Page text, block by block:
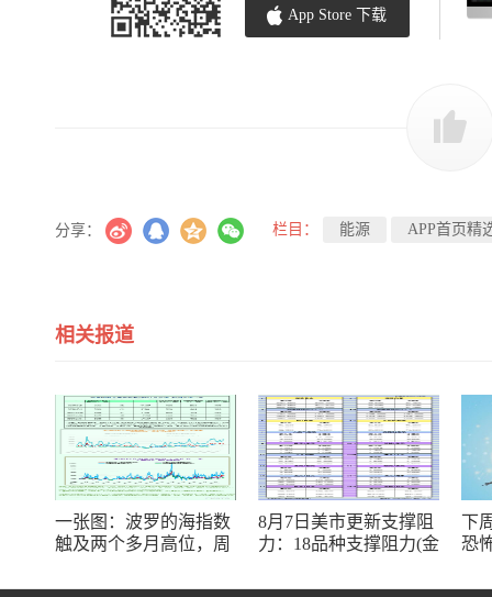
App Store 下载
分享： 栏目： 能源 APP首页精
相关报道
一张图：波罗的海指数
触及两个多月高位，周
8月7日美市更新支撑阻
力：18品种支撑阻力(金
十大货币对)
下
恐